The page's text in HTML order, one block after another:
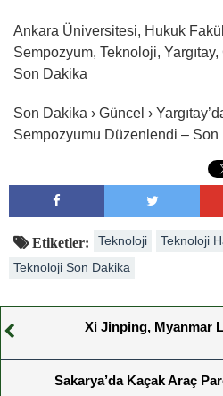
Ankara Üniversitesi, Hukuk
Sempozyum, Teknoloji,
Son Dakika
Son Dakika › Güncel ›
Sempozyumu Düzenlendi – Son
Etiketler: Teknoloji Teknoloji
Teknoloji Son Dakika
Xi Jinping, Myanmar
Sakarya’da Kaçak Araç